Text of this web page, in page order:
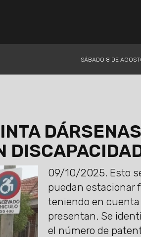
SÁBADO 8 DE
09/10/2025. Esto
puedan estacionar
teniendo en
presentan. Se
el número de